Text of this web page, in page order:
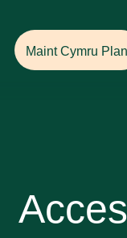
Maint Cymru